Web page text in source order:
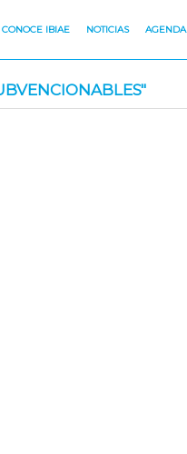
CONOCE IBIAE NOTICIAS AGENDA